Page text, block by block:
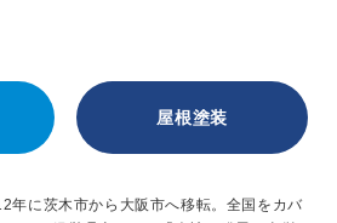
屋根塗装
年に茨木市から大阪市へ移転。全国をカバ